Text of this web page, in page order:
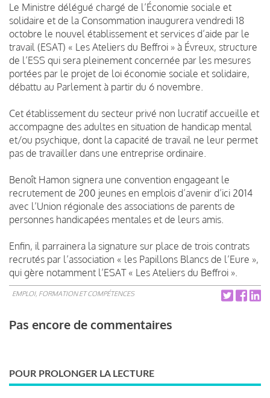
Le Ministre délégué chargé de l’Économie sociale et
solidaire et de la Consommation inaugurera vendredi 18
octobre le nouvel établissement et services d’aide par le
travail (ESAT) « Les Ateliers du Beffroi » à Évreux, structure
de l’ESS qui sera pleinement concernée par les mesures
portées par le projet de loi économie sociale et solidaire,
débattu au Parlement à partir du 6 novembre.
Cet établissement du secteur privé non lucratif accueille et
accompagne des adultes en situation de handicap mental
et/ou psychique, dont la capacité de travail ne leur permet
pas de travailler dans une entreprise ordinaire.
Benoît Hamon signera une convention engageant le
recrutement de 200 jeunes en emplois d’avenir d’ici 2014
avec l’Union régionale des associations de parents de
personnes handicapées mentales et de leurs amis.
Enfin, il parrainera la signature sur place de trois contrats
recrutés par l’association « les Papillons Blancs de l’Eure »,
qui gère notamment l’ESAT « Les Ateliers du Beffroi ».
EMPLOI, FORMATION ET COMPÉTENCES
Pas encore de commentaires
POUR PROLONGER LA LECTURE